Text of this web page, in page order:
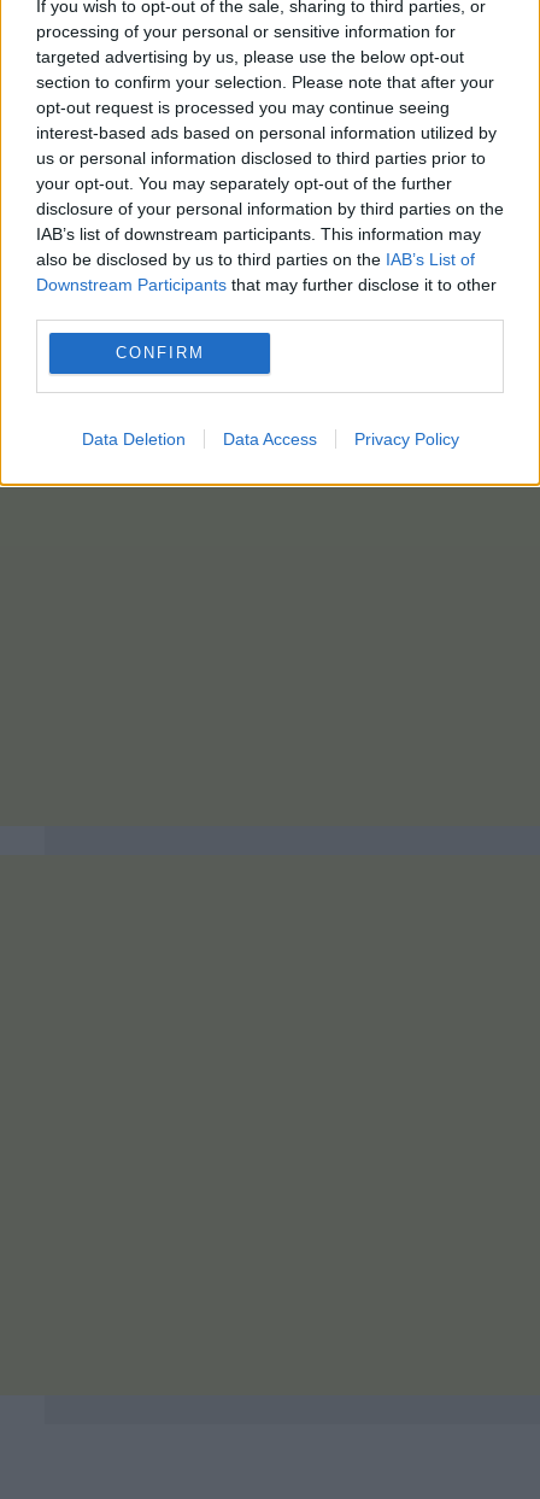
If you wish to opt-out of the sale, sharing to third parties, or
processing of your personal or sensitive information for
targeted advertising by us, please use the below opt-out
section to confirm your selection. Please note that after your
opt-out request is processed you may continue seeing
interest-based ads based on personal information utilized by
us or personal information disclosed to third parties prior to
your opt-out. You may separately opt-out of the further
disclosure of your personal information by third parties on the
IAB’s list of downstream participants. This information may
also be disclosed by us to third parties on the IAB’s List of
Downstream Participants that may further disclose it to other
CONFIRM
Data Deletion Data Access Privacy Policy